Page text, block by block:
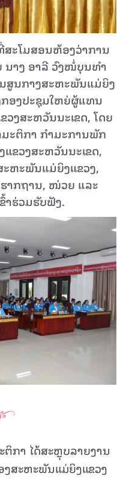
ະໂມສອນຫ້ອງວ່າການ
ນາງ ອາລີ ວົງໜໍ່ບຸນທໍາ
ສູນກາງສະຫະພັນແມ່ຍິງ
ກອງປະຊຸມໃຫຍ່ຜູ້ແທນ
ງສະຫວັນນະເຂດ, ໂດຍ
ະຕິກາ ກໍາມະການພັກ
ຂວງສະຫວັນນະເຂດ,
ຫະພັນແມ່ຍິງແຂວງ,
າກຖານ, ໜ່ວຍ ແລະ
າຮ່ວມຮັບຟັງ.
ກາ ໄດ້ສະຫຼຸບລາຍງານ
ສະຫະພັນແມ່ຍິງແຂວງ